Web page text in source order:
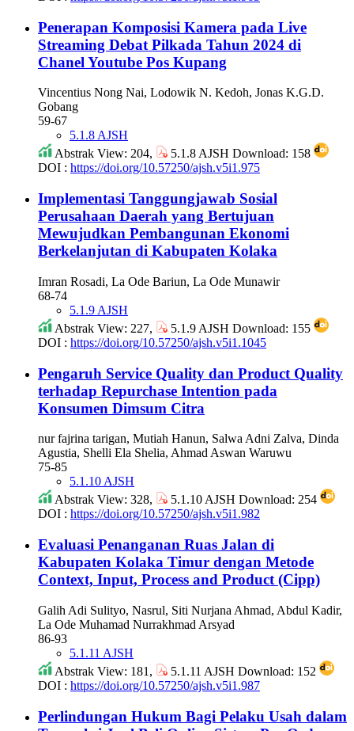
Penerapan Komposisi Kamera pada Live
Streaming Debat Pilkada Tahun 2024 di
Chanel Youtube Pos Kupang
Vincentius Nong Nai, Lodowik N. Kedoh, Jonas K.G.D.
Gobang
59-67
5.1.8 AJSH
Abstrak View: 204,
5.1.8 AJSH Download: 158
DOI : https://doi.org/10.57250/ajsh.v5i1.975
Implementasi Tanggungjawab Sosial
Perusahaan Daerah yang Bertujuan
Mewujudkan Pembangunan Ekonomi
Berkelanjutan di Kabupaten Kolaka
Imran Rosadi, La Ode Bariun, La Ode Munawir
68-74
5.1.9 AJSH
Abstrak View: 227,
5.1.9 AJSH Download: 155
DOI : https://doi.org/10.57250/ajsh.v5i1.1045
Pengaruh Service Quality dan Product Quality
terhadap Repurchase Intention pada
Konsumen Dimsum Citra
nur fajrina tarigan, Mutiah Hanun, Salwa Adni Zalva, Dinda
Agustia, Shelli Ela Shelia, Ahmad Aswan Waruwu
75-85
5.1.10 AJSH
Abstrak View: 328,
5.1.10 AJSH Download: 254
DOI : https://doi.org/10.57250/ajsh.v5i1.982
Evaluasi Penanganan Ruas Jalan di
Kabupaten Kolaka Timur dengan Metode
Context, Input, Process and Product (Cipp)
Galih Adi Sulityo, Nasrul, Siti Nurjana Ahmad, Abdul Kadir,
La Ode Muhamad Nurrakhmad Arsyad
86-93
5.1.11 AJSH
Abstrak View: 181,
5.1.11 AJSH Download: 152
DOI : https://doi.org/10.57250/ajsh.v5i1.987
Perlindungan Hukum Bagi Pelaku Usah dalam